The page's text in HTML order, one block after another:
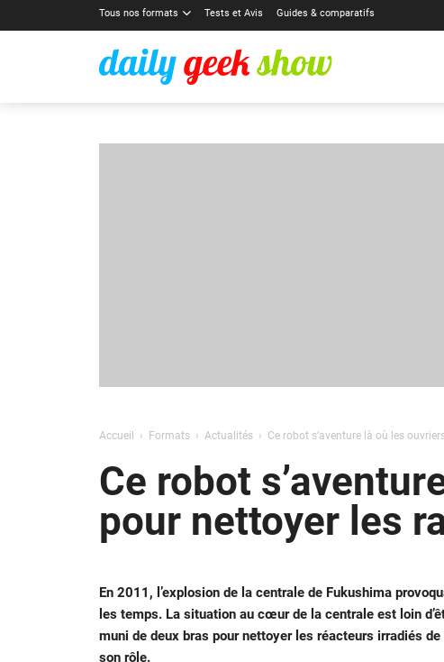
Tous nos formats Tests et Avis Guides & comparatifs
Accueil Formats Actualités Ce robot s’aventure là où les
Ce robot
pour nettoyer les
En 2011, l’explosion de la centrale de Fukushima
les temps. La situation au cœur de la centrale est loin
muni de deux bras pour nettoyer les réacteurs irradiés
son rôle.